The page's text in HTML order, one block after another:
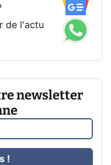
de l'actu
newsletter
!